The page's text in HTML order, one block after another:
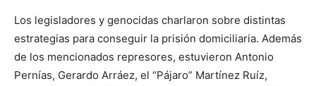
Los legisladores y genocidas charlaron sobre distintas
estrategias para conseguir la prisión domiciliaria. Además
de los mencionados represores, estuvieron Antonio
Pernías, Gerardo Arráez, el “Pájaro” Martínez Ruíz,